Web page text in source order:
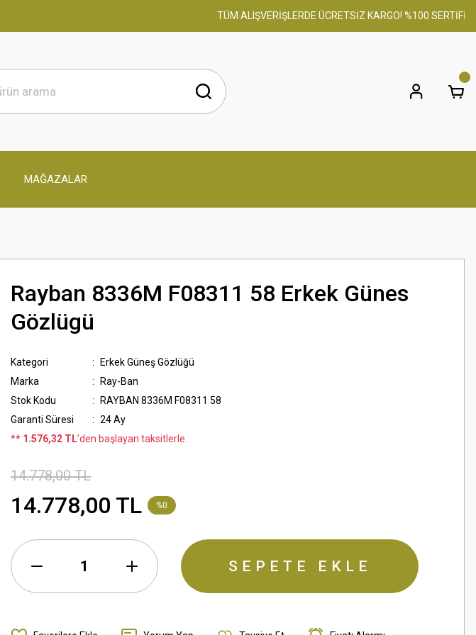
TÜM ALIŞVERİŞLERDE ÜCRETSİZ KARGO! %100 SERTİFİKALI
MAĞAZALAR
Rayban 8336M F08311 58 Erkek Günes
Gözlügü
Kategori
Erkek Güneş Gözlüğü
Marka
Ray-Ban
Stok Kodu
RAYBAN 8336M F08311 58
Garanti Süresi
24 Ay
** 1.576,32 TL’den başlayan taksitlerle.
14.778,00 TL
14.778,00 TL %0
SEPETE EKLE